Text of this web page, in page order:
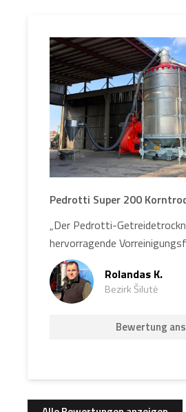
Pedrotti Super 200
„Der Pedrotti-
hervorragende
Rolandas K.
Bezirk Šilutė
Bewertung